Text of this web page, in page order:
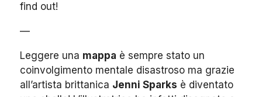
find out!
—
Leggere una mappa è sempre stato un
coinvolgimento mentale disastroso ma grazie
all’artista brittanica Jenni Sparks è diventato